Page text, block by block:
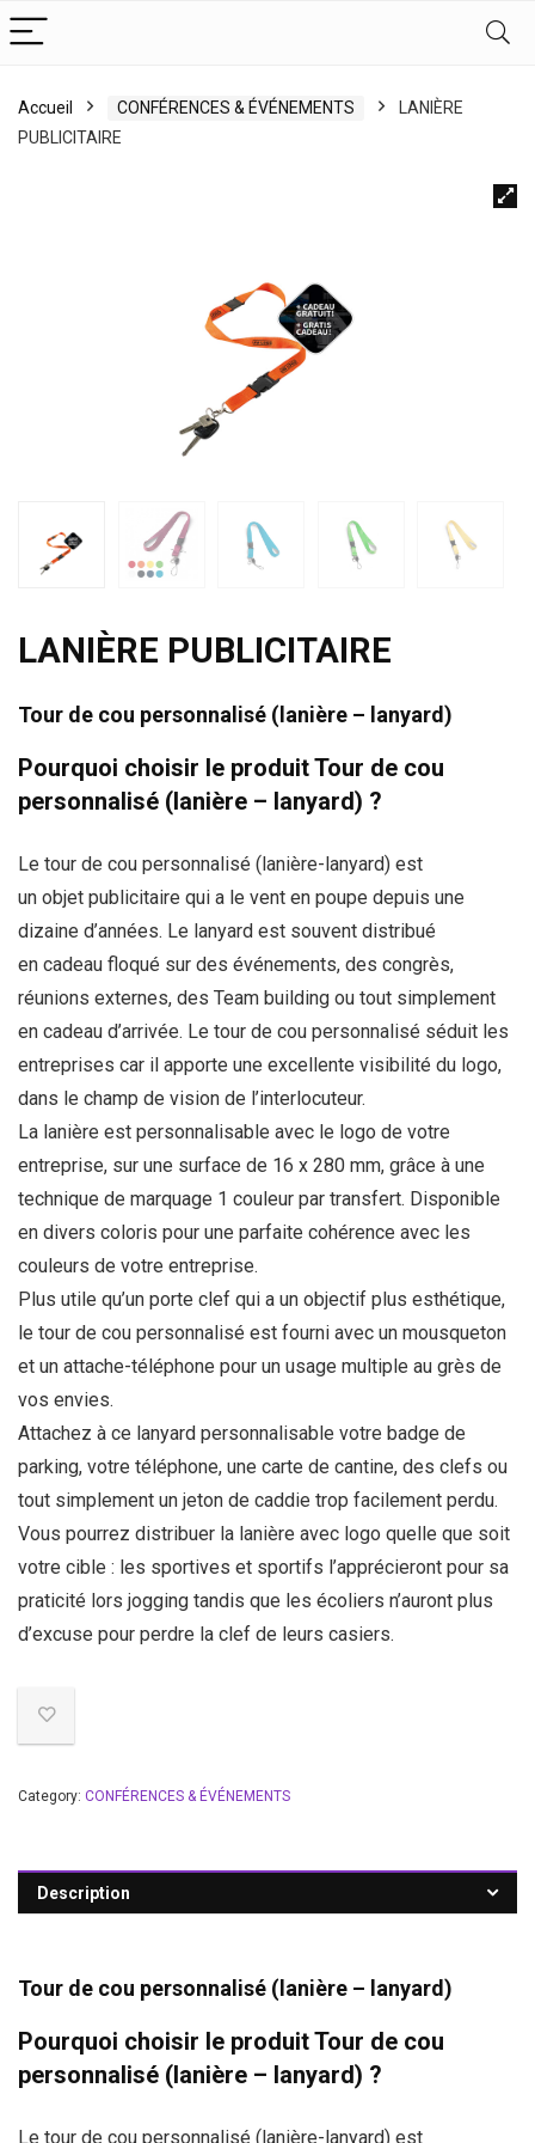
Accueil CONFÉRENCES & ÉVÉNEMENTS
LANIÈRE
PUBLICITAIRE
LANIÈRE PUBLICITAIRE
Tour de cou personnalisé (lanière – lanyard)
Pourquoi choisir le produit Tour de cou
personnalisé (lanière – lanyard) ?
Le tour de cou personnalisé (lanière-lanyard) est
un objet publicitaire qui a le vent en poupe depuis une
dizaine d’années. Le lanyard est souvent distribué
en cadeau floqué sur des événements, des congrès,
réunions externes, des Team building ou tout simplement
en cadeau d’arrivée. Le tour de cou personnalisé séduit les
entreprises car il apporte une excellente visibilité du logo,
dans le champ de vision de l’interlocuteur.
La lanière est personnalisable avec le logo de votre
entreprise, sur une surface de 16 x 280 mm, grâce à une
technique de marquage 1 couleur par transfert. Disponible
en divers coloris pour une parfaite cohérence avec les
couleurs de votre entreprise.
Plus utile qu’un porte clef qui a un objectif plus esthétique,
le tour de cou personnalisé est fourni avec un mousqueton
et un attache-téléphone pour un usage multiple au grès de
vos envies.
Attachez à ce lanyard personnalisable votre badge de
parking, votre téléphone, une carte de cantine, des clefs ou
tout simplement un jeton de caddie trop facilement perdu.
Vous pourrez distribuer la lanière avec logo quelle que soit
votre cible : les sportives et sportifs l’apprécieront pour sa
praticité lors jogging tandis que les écoliers n’auront plus
d’excuse pour perdre la clef de leurs casiers.
Category: CONFÉRENCES & ÉVÉNEMENTS
Description
Tour de cou personnalisé (lanière – lanyard)
Pourquoi choisir le produit Tour de cou
personnalisé (lanière – lanyard) ?
Le tour de cou personnalisé (lanière-lanyard) est